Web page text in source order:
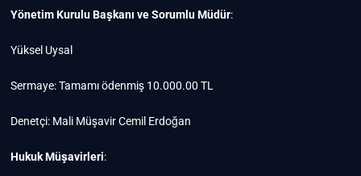
Yönetim Kurulu Başkanı ve Sorumlu Müdür:
Yüksel Uysal
Sermaye: Tamamı ödenmiş 10.000.00 TL
Denetçi: Mali Müşavir Cemil Erdoğan
Hukuk Müşavirleri: